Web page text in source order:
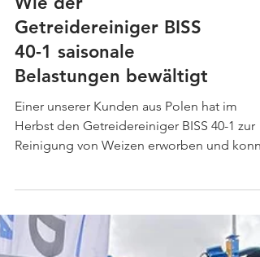
Wie der
Getreidereiniger BISS
40-1 saisonale
Einer unserer Kunden aus Polen hat im
Reinigung von Weizen erworben und
die Maschine bereits umfassend im Einsatz